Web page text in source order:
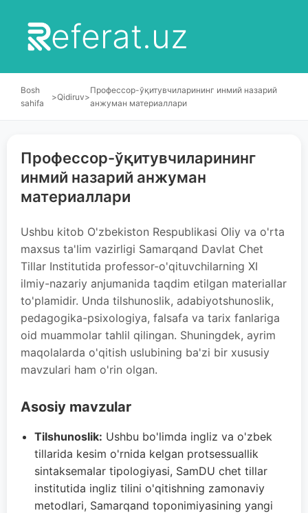
eferat.uz
Bosh
sahifa
>Qidiruv>
Профессор-ўқитувчиларининг инмий назарий
анжуман материаллари
Профессор-ўқитувчиларининг
инмий назарий анжуман
материаллари
Ushbu kitob O'zbekiston Respublikasi Oliy va o'rta
maxsus ta'lim vazirligi Samarqand Davlat Chet
Tillar Institutida professor-o'qituvchilarning XI
ilmiy-nazariy anjumanida taqdim etilgan materiallar
to'plamidir. Unda tilshunoslik, adabiyotshunoslik,
pedagogika-psixologiya, falsafa va tarix fanlariga
oid muammolar tahlil qilingan. Shuningdek, ayrim
maqolalarda o'qitish uslubining ba'zi bir xususiy
mavzulari ham o'rin olgan.
Asosiy mavzular
Tilshunoslik: Ushbu bo'limda ingliz va o'zbek
tillarida kesim o'rnida kelgan protsessuallik
sintaksemalar tipologiyasi, SamDU chet tillar
institutida ingliz tilini o'qitishning zamonaviy
metodlari, Samarqand toponimiyasining yangi